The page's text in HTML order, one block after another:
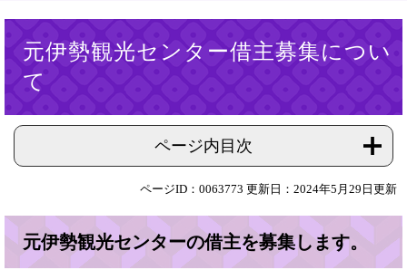
す
し
元伊勢観光センター借主募集につい
て
ページ内目次
ページID：0063773 更新日：2024年5月29日更新
元伊勢観光センターの借主を募集します。